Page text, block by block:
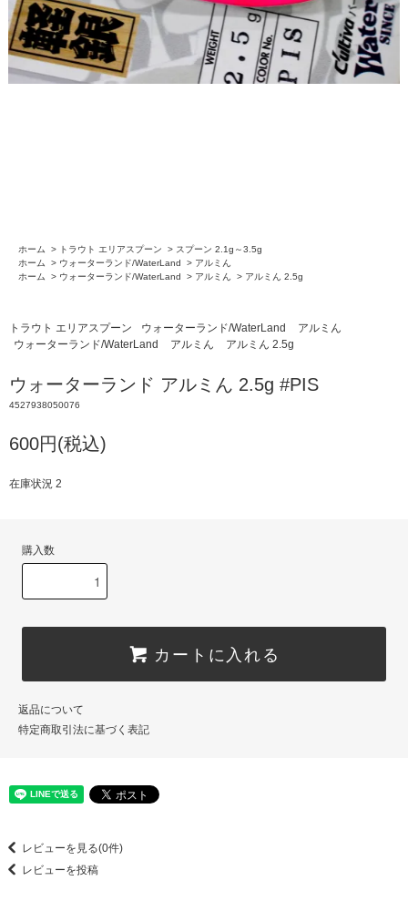
ホーム > トラウト エリアスプーン > スプーン 2.1g～3.5g
ホーム
> ウォーターランド/WaterLand > アルミん
ホーム
> ウォーターランド/WaterLand > アルミん > アルミん 2.5g
トラウト エリアスプーン ウォーターランド/WaterLand
アルミん
ウォーターランド/WaterLand
アルミん アルミん 2.5g
ウォーターランド アルミん 2.5g #PIS
4527938050076
600円(税込)
在庫状況 2
購入数
カートに入れる
返品について
特定商取引法に基づく表記
レビューを見る(0件)
レビューを投稿